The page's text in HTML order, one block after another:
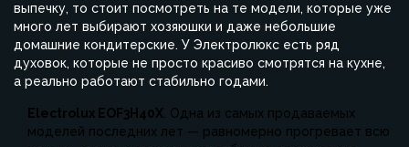
выпечку, то стоит посмотреть на те модели, которые уже
много лет выбирают хозяюшки и даже небольшие
домашние кондитерские. У Электролюкс есть ряд
духовок, которые не просто красиво смотрятся на кухне,
а реально работают стабильно годами.
Electrolux EOF3H40X. Одна из самых продаваемых
моделей последних лет — равномерно прогревает всю